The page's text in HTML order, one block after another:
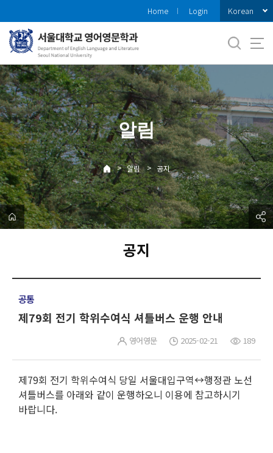
로
메
뉴
Home Login Korean
알림
> 알림 > 공지
공지
공통
제79회 전기 학위수여식 셔틀버스 운행 안내
영어영문 2025-02-21 189
제79회 전기 학위수여식 당일 서울대입구역↔행정관 노선
셔틀버스를 아래와 같이 운행하오니 이용에 참고하시기
바랍니다.